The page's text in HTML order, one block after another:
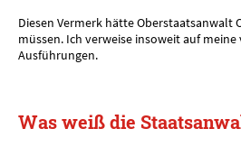
Diesen Vermerk hätte Oberstaatsanwalt
müssen. Ich verweise insoweit auf
Ausführungen.
Was weiß die